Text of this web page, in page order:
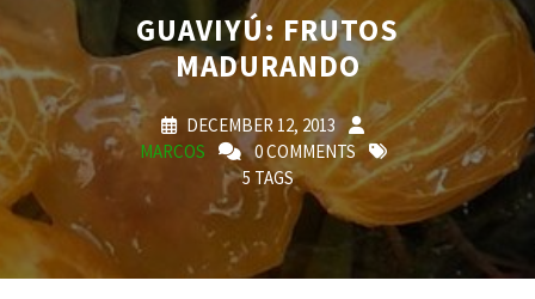
GUAVIYÚ: FRUTOS
MADURANDO
DECEMBER 12, 2013
MARCOS
0 COMMENTS
5 TAGS